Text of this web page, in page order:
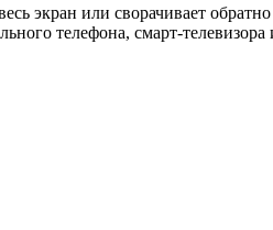
экран или сворачивает
телефона, смарт-телевизора